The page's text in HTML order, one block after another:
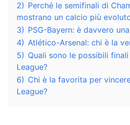
2) Perché le semifinali di
mostrano un calcio più
3) PSG-Bayern: è davvero
4) Atlético-Arsenal: chi è la
5) Quali sono le possibili
League?
6) Chi è la favorita per
League?